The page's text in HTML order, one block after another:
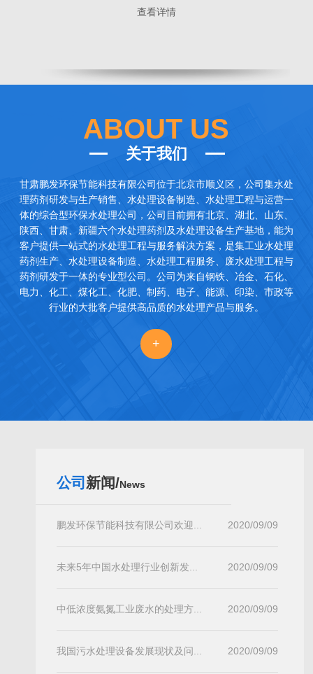
查看详情
ABOUT US
关于我们
甘肃鹏发环保节能科技有限公司位于北京市顺义区，公司集水处
理药剂研发与生产销售、水处理设备制造、水处理工程与运营一
体的综合型环保水处理公司，公司目前拥有北京、湖北、山东、
陕西、甘肃、新疆六个水处理药剂及水处理设备生产基地，能为
客户提供一站式的水处理工程与服务解决方案，是集工业水处理
药剂生产、水处理设备制造、水处理工程服务、废水处理工程与
药剂研发于一体的专业型公司。公司为来自钢铁、冶金、石化、
电力、化工、煤化工、化肥、制药、电子、能源、印染、市政等
行业的大批客户提供高品质的水处理产品与服务。
+
公司 新闻/News
鹏发环保节能科技有限公司欢迎... 2020/09/09
未来5年中国水处理行业创新发... 2020/09/09
中低浓度氨氮工业废水的处理方... 2020/09/09
我国污水处理设备发展现状及问... 2020/09/09